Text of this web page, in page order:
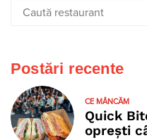
Postări recente
CE MÂNCĂM
Quick
oprești